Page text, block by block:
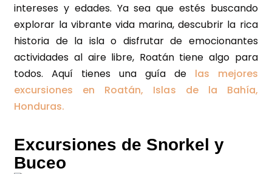
intereses y edades. Ya sea que estés buscando
explorar la vibrante vida marina, descubrir la rica
historia de la isla o disfrutar de emocionantes
actividades al aire libre, Roatán tiene algo para
todos. Aquí tienes una guía delas mejores
excursiones en Roatán, Islas de la Bahía,
Honduras.
Excursiones de Snorkel y
Buceo